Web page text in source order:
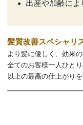
出産や加齢に
髪質改善スペシャリ
より髪に優しく、効果
全てのお客様一人ひと
以上の最高の仕上がりを